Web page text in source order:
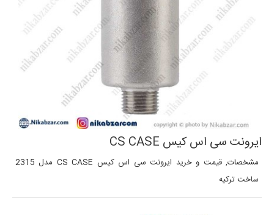
ایرونت سی اس کیس CS CASE
مشخصات, قیمت و خرید ایرونت سی اس کیس CS CASE مدل 2315
ساخت ترکیه